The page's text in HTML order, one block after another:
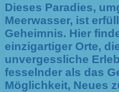
Dieses Paradies,
Meerwasser, ist
Geheimnis. Hier
einzigartiger Orte,
unvergessliche
fesselnder als das
Möglichkeit, Neues